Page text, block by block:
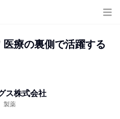
療の裏側で活躍する
ス株式会社
製薬